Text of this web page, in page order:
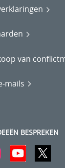
van
mails
BESPREKEN